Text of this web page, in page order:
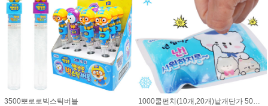
3500뽀로로빅스틱버블
1000쿨펀치(10개,20개)낱개단가 500원